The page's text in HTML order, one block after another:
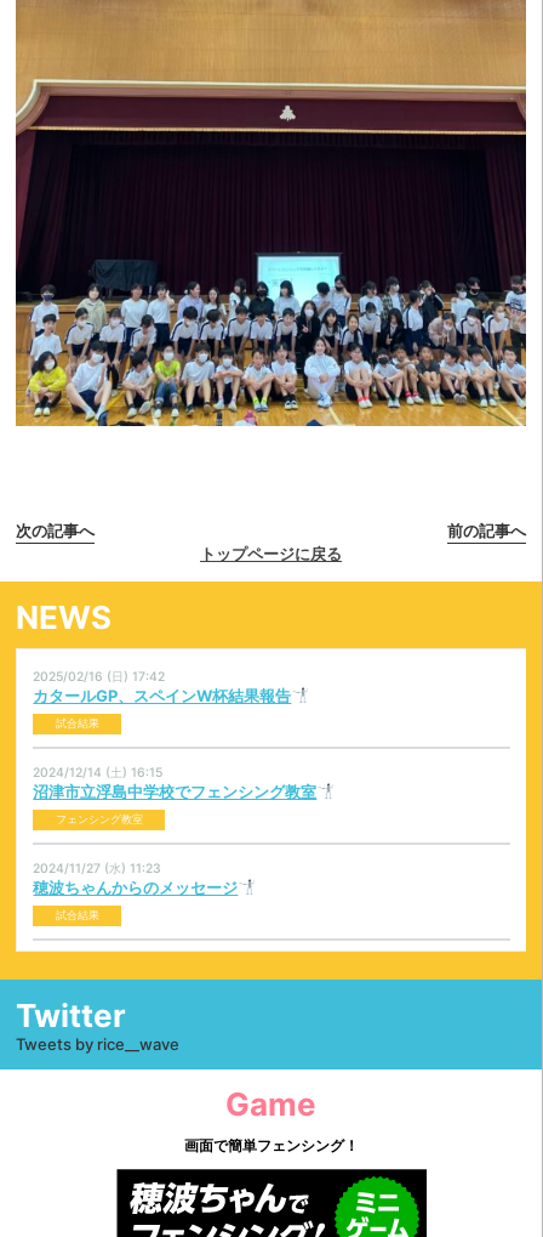
前の記事へ
次の記事へ
トップページに戻る
NEWS
2025/02/16 (日) 17:42
カタールGP、スペインW杯結果報告
試合結果
2024/12/14 (土) 16:15
沼津市立浮島中学校でフェンシング教室
フェンシング教室
2024/11/27 (水) 11:23
穂波ちゃんからのメッセージ
試合結果
アラブ首長国連邦・フジャイラ・ワールドカップ大会結果
試合結果
Twitter
Tweets by rice__wave
Game
画面で簡単フェンシング！